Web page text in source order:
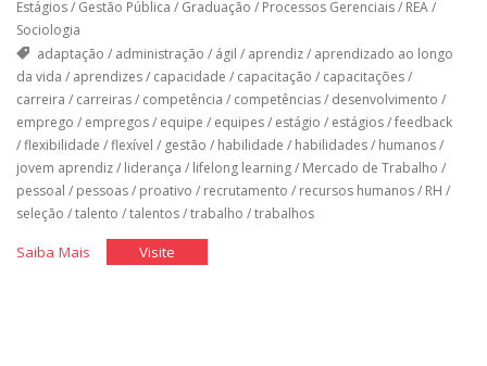
Estágios/ Gestão Pública / Graduação / Processos Gerenciais/ REA/
Sociologia
adaptação / administração / ágil / aprendiz/ aprendizado ao longo
da vida / aprendizes/ capacidade / capacitação / capacitações/
carreira / carreiras/ competência / competências/ desenvolvimento /
emprego / empregos/ equipe / equipes/ estágio / estágios/feedback
/flexibilidade /flexível / gestão / habilidade / habilidades/ humanos/
jovem aprendiz/ liderança / lifelong learning/ Mercado de Trabalho /
pessoal / pessoas/ proativo / recrutamento / recursos humanos/ RH /
seleção /talento /talentos/trabalho /trabalhos
Saiba Mais"Você
Visite"Você